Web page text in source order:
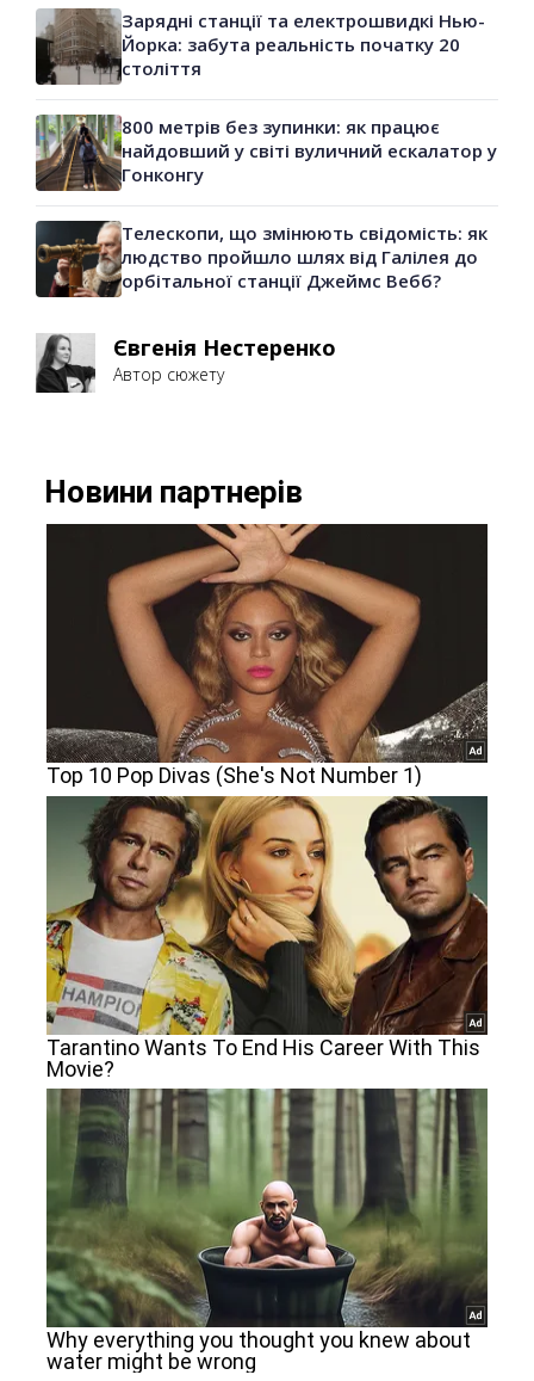
Зарядні станції та електрошвидкі Нью-
Йорка: забута реальність початку 20
століття
800 метрів без зупинки: як працює
найдовший у світі вуличний ескалатор у
Гонконгу
Телескопи, що змінюють свідомість: як
людство пройшло шлях від Галілея до
орбітальної станції Джеймс Вебб?
Євгенія Нестеренко
Автор сюжету